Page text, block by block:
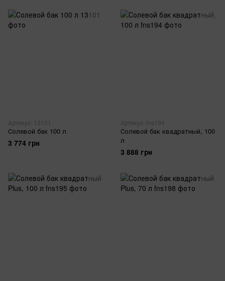
Артикул: 13101
Солевой бак 100 л
3 774 грн
Артикул: fns194
Солевой бак квадратный, 100
л
3 888 грн